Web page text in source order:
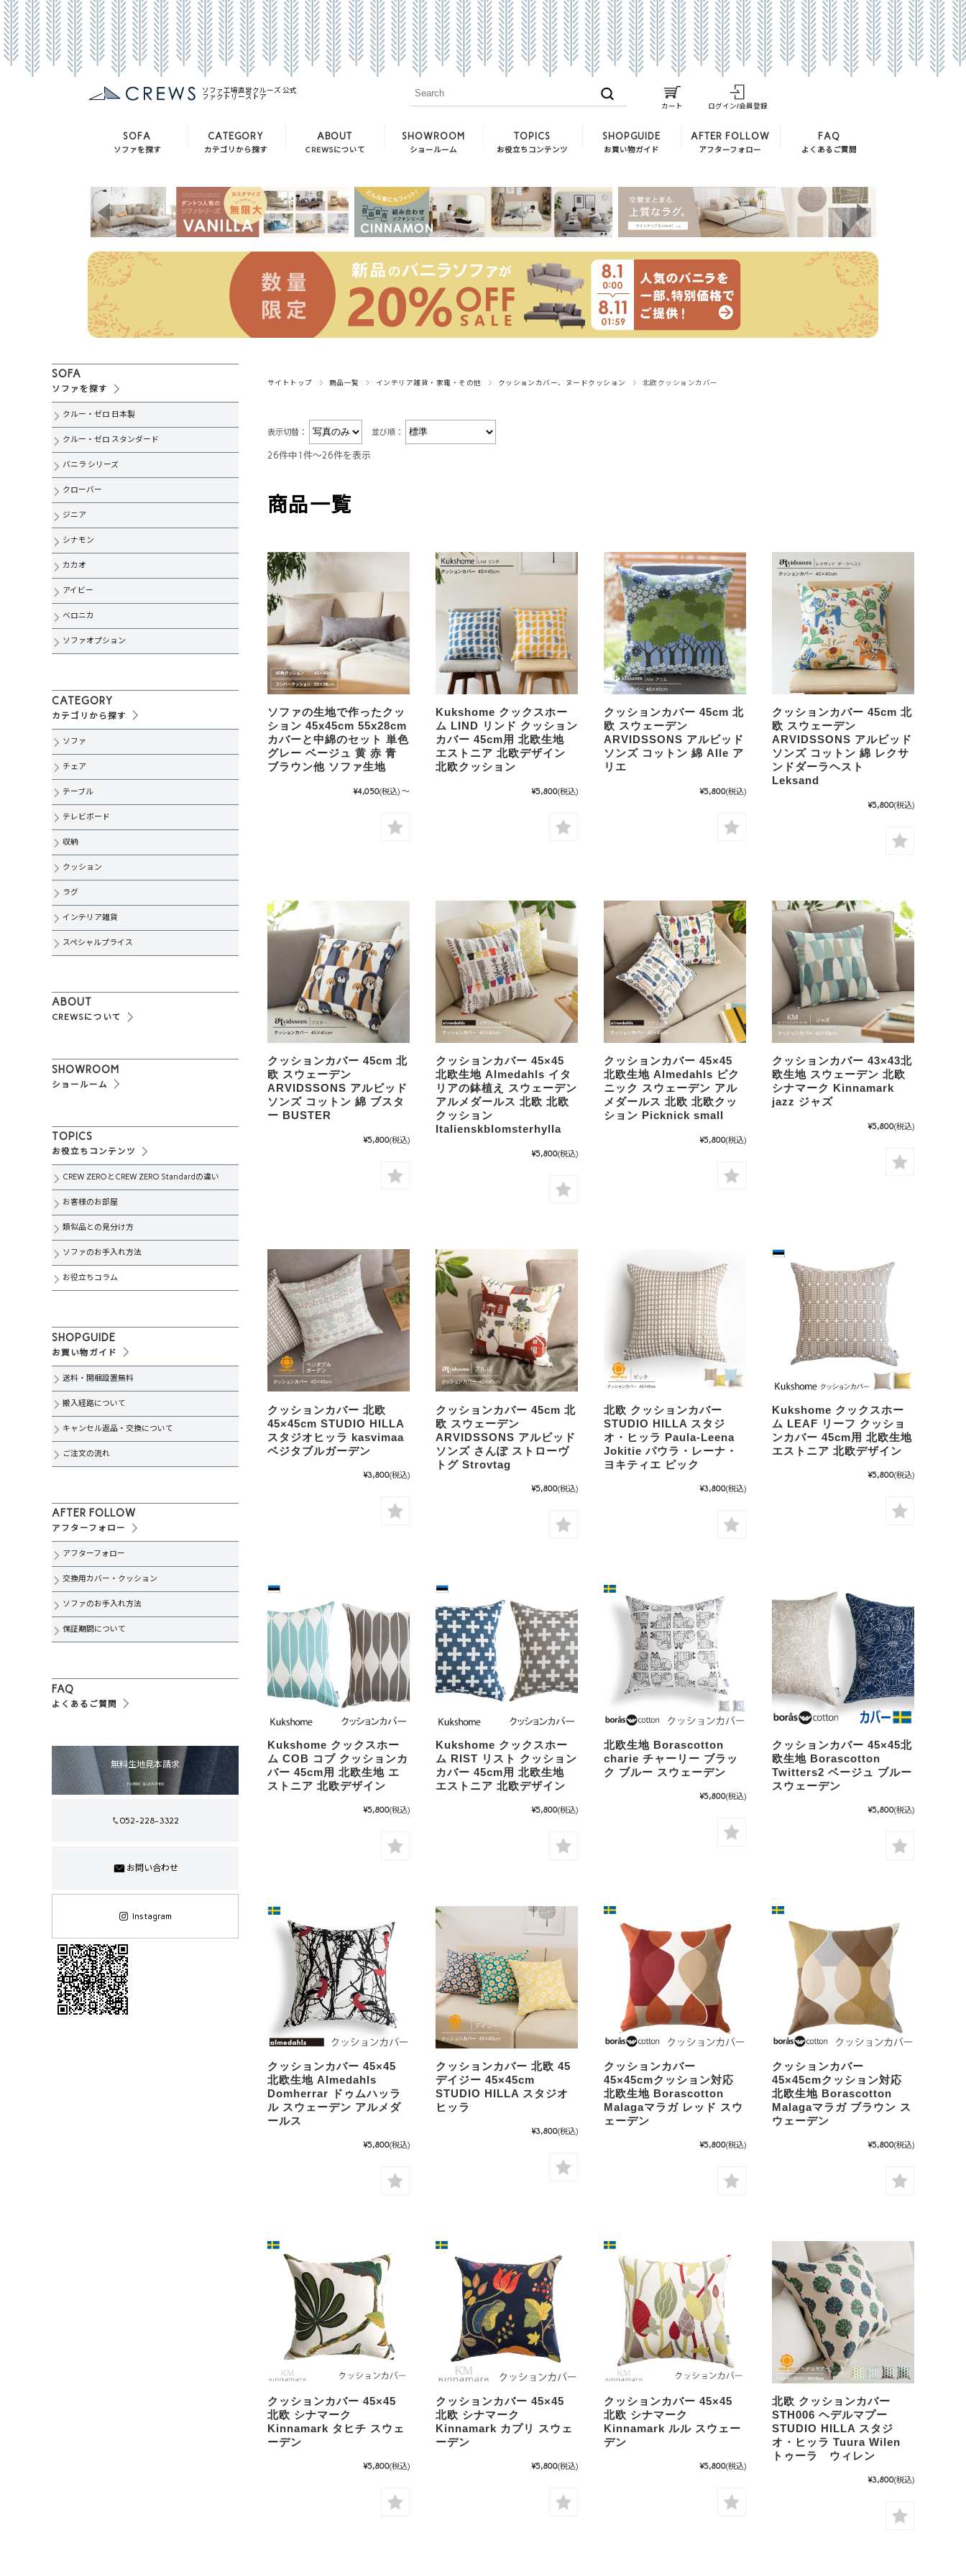
ソファ工場直営クルーズ 公式
ファクトリーストア
カート
ログイン/会員登録
SOFA
ソファを探す
バニラ
クルー・ゼロシリーズ
シナモン
クローバー
ジニア
アイビー
カカオ
ベロニカ
オットマン・スツール
ソファ用オプション
CATEGORY
カテゴリから探す
チェア
テーブル
テレビボード
クッション
ラグ
スペシャルプライス
ABOUT
CREWSについて
SHOWROOM
ショールーム
TOPICS
お役立ちコンテンツ
お客様のお部屋
類似品との見分け方
ソファのお手入れ方法
お役立ちコラム
SHOPGUIDE
お買い物ガイド
搬入経路について
キャンセル返品・交換について
ご注文の流れ
AFTER FOLLOW
アフターフォロー
交換用カバー・クッション
ソファのお手入れ方法
保証期間について
FAQ
よくあるご質問
サイトトップ 商品一覧 インテリア雑貨・家電・その他 クッションカバー、ヌードクッション 北欧クッションカバー
表示切替： 並び順：
26件中1件～26件を表示
商品一覧
ソファの生地で作ったクッ
ション 45x45cm 55x28cm
カバーと中綿のセット 単色
グレー ベージュ 黄 赤 青
ブラウン他 ソファ生地
¥4,050(税込) ～
Kukshome クックスホー
ム LIND リンド クッション
カバー 45cm用 北欧生地
エストニア 北欧デザイン
北欧クッション
¥5,800(税込)
クッションカバー 45cm 北
欧 スウェーデン
ARVIDSSONS アルビッド
ソンズ コットン 綿 Alle ア
リエ
¥5,800(税込)
クッションカバー 45cm 北
欧 スウェーデン
ARVIDSSONS アルビッド
ソンズ コットン 綿 レクサ
ンドダーラヘスト
Leksand
¥5,800(税込)
クッションカバー 45cm 北
欧 スウェーデン
ARVIDSSONS アルビッド
ソンズ コットン 綿 ブスタ
ー BUSTER
¥5,800(税込)
クッションカバー 45×45
北欧生地 Almedahls イタ
リアの鉢植え スウェーデン
アルメダールス 北欧 北欧
クッション
Italienskblomsterhylla
¥5,800(税込)
クッションカバー 45×45
北欧生地 Almedahls ピク
ニック スウェーデン アル
メダールス 北欧 北欧クッ
ション Picknick small
¥5,800(税込)
クッションカバー 43×43北
欧生地 スウェーデン 北欧
シナマーク Kinnamark
jazz ジャズ
¥5,800(税込)
クッションカバー 北欧
45×45cm STUDIO HILLA
スタジオヒッラ kasvimaa
ベジタブルガーデン
¥3,800(税込)
クッションカバー 45cm 北
欧 スウェーデン
ARVIDSSONS アルビッド
ソンズ さんぽ ストローヴ
トグ Strovtag
¥5,800(税込)
北欧 クッションカバー
STUDIO HILLA スタジ
オ・ヒッラ Paula-Leena
Jokitie パウラ・レーナ・
ヨキティエ ピック
¥3,800(税込)
Kukshome クックスホー
ム LEAF リーフ クッショ
ンカバー 45cm用 北欧生地
エストニア 北欧デザイン
¥5,800(税込)
Kukshome クックスホー
ム COB コブ クッションカ
バー 45cm用 北欧生地 エ
ストニア 北欧デザイン
¥5,800(税込)
Kukshome クックスホー
ム RIST リスト クッション
カバー 45cm用 北欧生地
エストニア 北欧デザイン
¥5,800(税込)
北欧生地 Borascotton
charie チャーリー ブラッ
ク ブルー スウェーデン
¥5,800(税込)
クッションカバー 45×45北
欧生地 Borascotton
Twitters2 ベージュ ブルー
スウェーデン
¥5,800(税込)
クッションカバー 45×45
北欧生地 Almedahls
Domherrar ドゥムハッラ
ル スウェーデン アルメダ
ールス
¥5,800(税込)
クッションカバー 北欧 45
デイジー 45×45cm
STUDIO HILLA スタジオ
ヒッラ
¥3,800(税込)
クッションカバー
45×45cmクッション対応
北欧生地 Borascotton
Malagaマラガ レッド スウ
ェーデン
¥5,800(税込)
クッションカバー
45×45cmクッション対応
北欧生地 Borascotton
Malagaマラガ ブラウン ス
ウェーデン
¥5,800(税込)
クッションカバー 45×45
北欧 シナマーク
Kinnamark タヒチ スウェ
ーデン
¥5,800(税込)
クッションカバー 45×45
北欧 シナマーク
Kinnamark カプリ スウェ
ーデン
¥5,800(税込)
クッションカバー 45×45
北欧 シナマーク
Kinnamark ルル スウェー
デン
¥5,800(税込)
北欧 クッションカバー
STH006 ヘデルマプー
STUDIO HILLA スタジ
オ・ヒッラ Tuura Wilen
トゥーラ ウィレン
¥3,800(税込)
SOFA
ソファを探す
クルー・ゼロ 日本製
クルー・ゼロ スタンダード
バニラ シリーズ
クローバー
ジニア
シナモン
カカオ
アイビー
ベロニカ
ソファオプション
CATEGORY
カテゴリから探す
ソファ
チェア
テーブル
テレビボード
収納
クッション
ラグ
インテリア雑貨
スペシャルプライス
ABOUT
CREWSについて
SHOWROOM
ショールーム
TOPICS
お役立ちコンテンツ
CREW ZEROとCREW ZERO Standardの違い
お客様のお部屋
類似品との見分け方
ソファのお手入れ方法
お役立ちコラム
SHOPGUIDE
お買い物ガイド
送料・開梱設置無料
搬入経路について
キャンセル返品・交換について
ご注文の流れ
AFTER FOLLOW
アフターフォロー
アフターフォロー
交換用カバー・クッション
ソファのお手入れ方法
保証期間について
FAQ
よくあるご質問
無料生地見本請求
FABRIC & LEATHER
052-228-3322
お問い合わせ
Instagram